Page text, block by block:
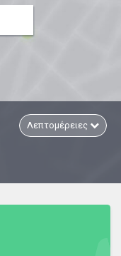
Λεπτομέρειες